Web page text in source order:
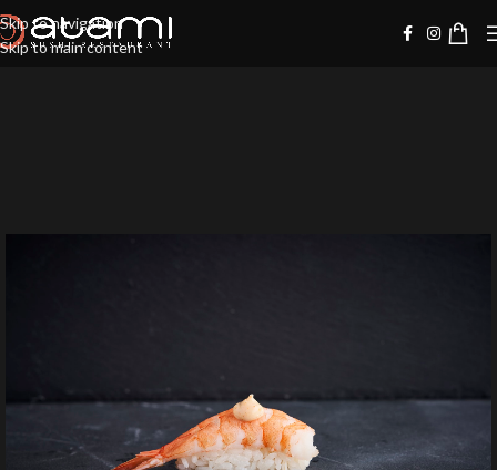
Skip to navigation
Skip to main content